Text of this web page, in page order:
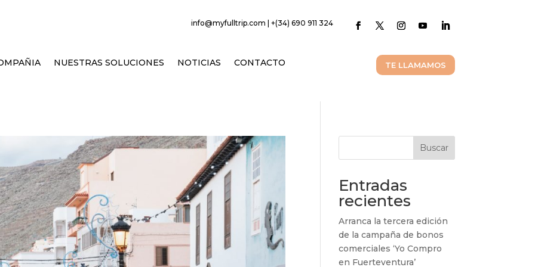
info@myfulltrip.com | +(34) 690 911 324
NUESTRAS SOLUCIONES NOTICIAS CONTACTO TE LLAMAMOS
Buscar
Entradas
recientes
Arranca la tercera edición
de la campaña de bonos
comerciales ‘Yo Compro
en Fuerteventura’